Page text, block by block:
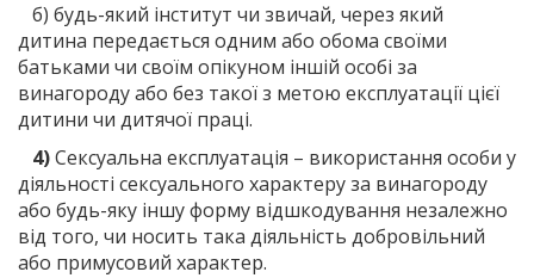
б) будь-який інститут чи звичай, через який
дитина передається одним або обома своїми
батьками чи своїм опікуном іншій особі за
винагороду або без такої з метою експлуатації цієї
дитини чи дитячої праці.
4)Сексуальна експлуатація – використання особи у
діяльності сексуального характеру за винагороду
або будь-яку іншу форму відшкодування незалежно
від того, чи носить така діяльність добровільний
або примусовий характер.